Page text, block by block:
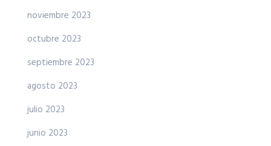
noviembre 2023
octubre 2023
septiembre 2023
agosto 2023
julio 2023
junio 2023